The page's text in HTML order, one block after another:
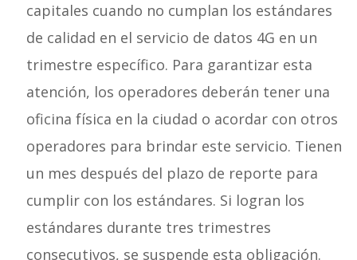
capitales cuando no cumplan los estándares
de calidad en el servicio de datos 4G en un
trimestre específico. Para garantizar esta
atención, los operadores deberán tener una
oficina física en la ciudad o acordar con otros
operadores para brindar este servicio. Tienen
un mes después del plazo de reporte para
cumplir con los estándares. Si logran los
estándares durante tres trimestres
consecutivos, se suspende esta obligación.